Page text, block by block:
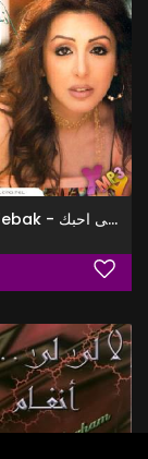
Nefsy A7ebak - نفسى احبك